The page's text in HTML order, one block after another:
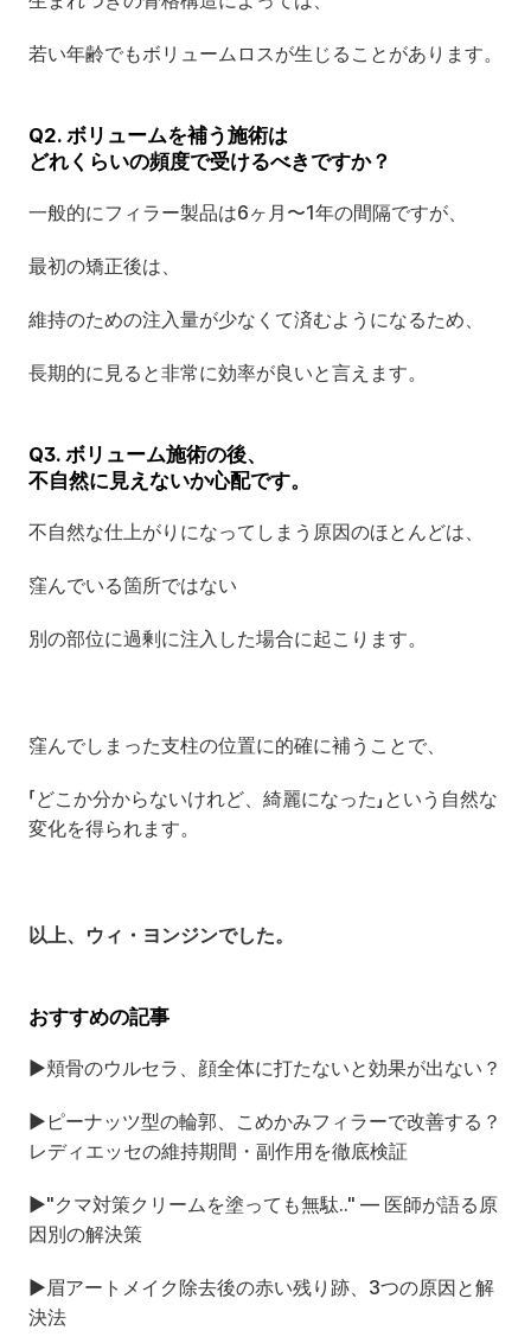
若い年齢でもボリュームロスが生じることがあります。
Q2. ボリュームを補う施術は
どれくらいの頻度で受けるべきですか？
一般的にフィラー製品は6ヶ月〜1年の間隔ですが、
最初の矯正後は、
維持のための注入量が少なくて済むようになるため、
長期的に見ると非常に効率が良いと言えます。
Q3. ボリューム施術の後、
不自然に見えないか心配です。
不自然な仕上がりになってしまう原因のほとんどは、
窪んでいる箇所ではない
別の部位に過剰に注入した場合に起こります。
窪んでしまった支柱の位置に的確に補うことで、
「どこか分からないけれど、綺麗になった」という自然な
変化を得られます。
以上、ウィ・ヨンジンでした。
おすすめの記事
▶頬骨のウルセラ、顔全体に打たないと効果が出ない？
▶ ピーナッツ型の輪郭、こめかみフィラーで改善する？
レディエッセの維持期間・副作用を徹底検証
▶"クマ対策クリームを塗っても無駄.." — 医師が語る原
因別の解決策
▶眉アートメイク除去後の赤い残り跡、3つの原因と解
決法